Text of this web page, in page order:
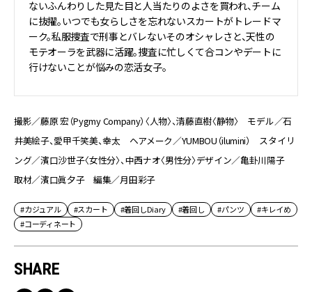
ないふんわりした見た目と人当たりのよさを買われ、チーム
に抜擢。いつでも女らしさを忘れないスカートがトレードマ
ーク。私服捜査で刑事とバレないそのオシャレさと、天性の
モテオーラを武器に活躍。捜査に忙しくて合コンやデートに
行けないことが悩みの恋活女子。
撮影／藤原 宏（Pygmy Company）〈人物〉、清藤直樹〈静物〉 モデル／石
井美絵子、愛甲千笑美、幸太 ヘアメーク／YUMBOU（ilumini） スタイリ
ング／濱口沙世子〈女性分〉、中西ナオ〈男性分〉デザイン／亀卦川陽子
取材／濱口眞夕子 編集／月田彩子
#カジュアル #スカート #着回しDiary #着回し #パンツ
#キレイめ
#コーディネート
SHARE